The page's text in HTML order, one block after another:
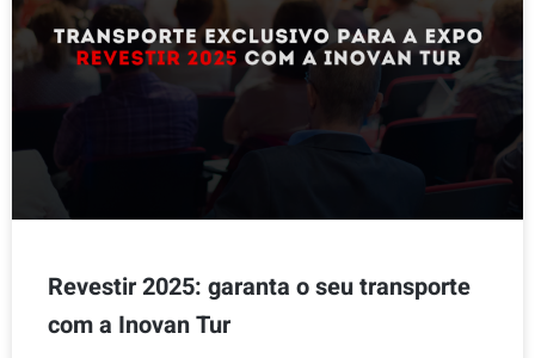
Revestir 2025: garanta o seu transporte
com a Inovan Tur